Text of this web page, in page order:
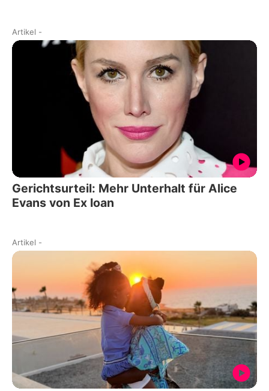
Artikel -
Gerichtsurteil: Mehr Unterhalt für Alice
Evans von Ex Ioan
Artikel -